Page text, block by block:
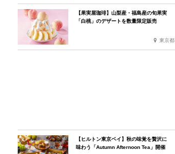
【果実屋珈琲】山梨産・福島産の旬果実
「白桃」のデザートを数量限定販売
東京都
【ヒルトン東京ベイ】秋の味覚を贅沢に
味わう「Autumn Afternoon Tea」開催